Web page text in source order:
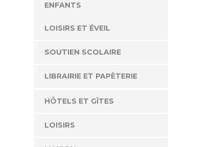
ENFANTS
LOISIRS ET ÉVEIL
SOUTIEN SCOLAIRE
LIBRAIRIE ET PAPÈTERIE
HÔTELS ET GÎTES
LOISIRS